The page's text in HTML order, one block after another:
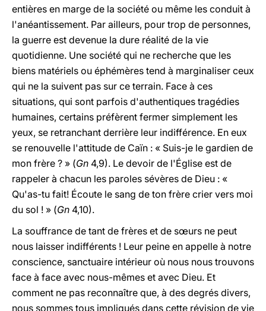
entières en marge de la société ou même les conduit à
l'anéantissement. Par ailleurs, pour trop de personnes,
la guerre est devenue la dure réalité de la vie
quotidienne. Une société qui ne recherche que les
biens matériels ou éphémères tend à marginaliser ceux
qui ne la suivent pas sur ce terrain. Face à ces
situations, qui sont parfois d'authentiques tragédies
humaines, certains préfèrent fermer simplement les
yeux, se retranchant derrière leur indifférence. En eux
se renouvelle l'attitude de Caïn : « Suis-je le gardien de
mon frère ? » (Gn 4,9). Le devoir de l'Église est de
rappeler à chacun les paroles sévères de Dieu : «
Qu'as-tu fait! Écoute le sang de ton frère crier vers moi
du sol ! » (Gn 4,10).
La souffrance de tant de frères et de sœurs ne peut
nous laisser indifférents ! Leur peine en appelle à notre
conscience, sanctuaire intérieur où nous nous trouvons
face à face avec nous-mêmes et avec Dieu. Et
comment ne pas reconnaître que, à des degrés divers,
nous sommes tous impliqués dans cette révision de vie